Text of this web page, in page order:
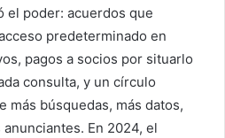
el poder: acuerdos que
predeterminado en
pagos a socios por situarlo
consulta, y un círculo
más búsquedas, más datos,
En 2024, el